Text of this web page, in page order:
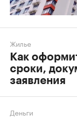
Жилье
Как
сроки,
заявления
Деньги